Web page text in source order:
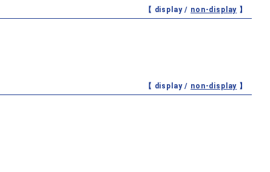
【 display / non-display 】
【 display / non-display 】